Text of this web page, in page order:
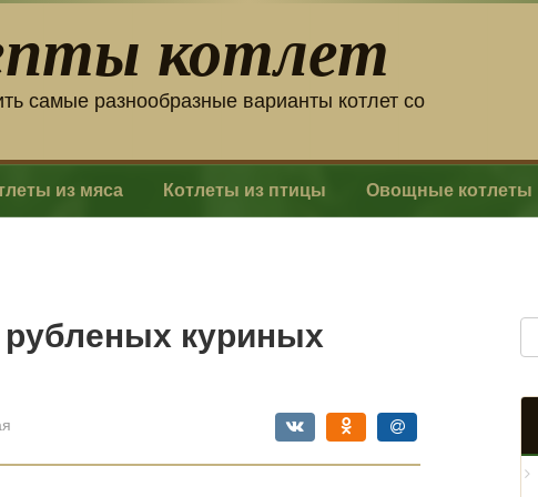
котлет
самые разнообразные варианты котлет со
из мяса Котлеты из птицы Овощные котлеты
куриных